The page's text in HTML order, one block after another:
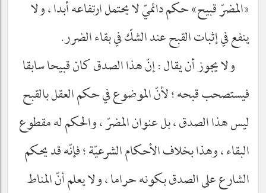
«المضرّ قبيح» حكم دائميّ لا يحتمل ارتفاعه أبدا ، ولا
ينفع في إثبات القبح عند الشكّ في بقاء الضرر.
ولا يجوز أن يقال : إنّ هذا الصدق كان قبيحا سابقا
فيستصحب قبحه ؛ لأنّ الموضوع في حكم العقل بالقبح
ليس هذا الصدق ، بل عنوان المضرّ ، والحكم له مقطوع
البقاء ، وهذا بخلاف الأحكام الشرعيّة ؛ فإنّه قد يحكم
الشارع على الصدق بكونه حراما ، ولا يعلم أنّ المناط